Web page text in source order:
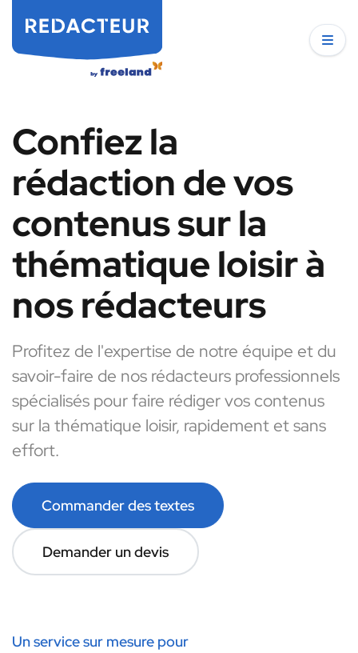
Confiez la
rédaction de vos
contenus sur la
thématique loisir à
nos rédacteurs
Profitez de l'expertise de notre équipe et du
savoir-faire de nos rédacteurs professionnels
spécialisés pour faire rédiger vos contenus
sur la thématique loisir, rapidement et sans
effort.
Commander des textes
Demander un devis
Un service sur mesure pour